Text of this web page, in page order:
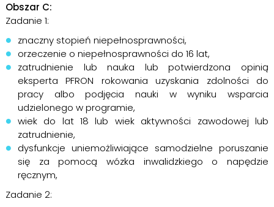
Obszar C:
Zadanie 1:
znaczny stopień niepełnosprawności,
orzeczenie o niepełnosprawności do 16 lat,
zatrudnienie lub nauka lub potwierdzona opinią
eksperta PFRON rokowania uzyskania zdolności do
pracy albo podjęcia nauki w wyniku wsparcia
udzielonego w programie,
wiek do lat 18 lub wiek aktywności zawodowej lub
zatrudnienie,
dysfunkcje uniemożliwiające samodzielne poruszanie
się za pomocą wózka inwalidzkiego o napędzie
ręcznym,
Zadanie 2: